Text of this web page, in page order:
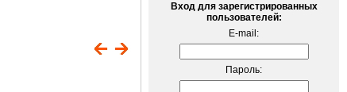
Вход для зарегистрированных
пользователей:
E-mail:
Пароль: